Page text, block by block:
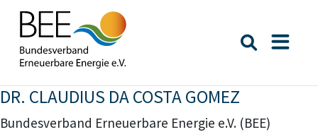
Suche
DR. CLAUDIUS DA COSTA GOMEZ
Bundesverband Erneuerbare Energie e.V. (BEE)